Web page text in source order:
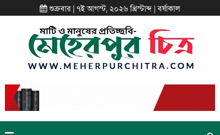
শুক্রবার | ৭ই আগস্ট, ২০২৬ খ্রিস্টাব্দ | বর্ষাকাল